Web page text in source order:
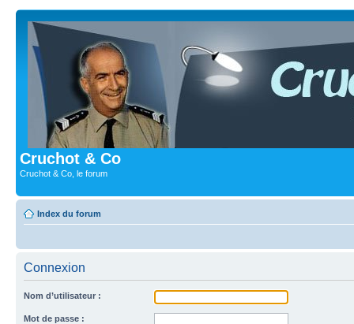
Cruchot & Co
Cruchot & Co, le forum
Index du forum
Connexion
Nom d’utilisateur :
Mot de passe :